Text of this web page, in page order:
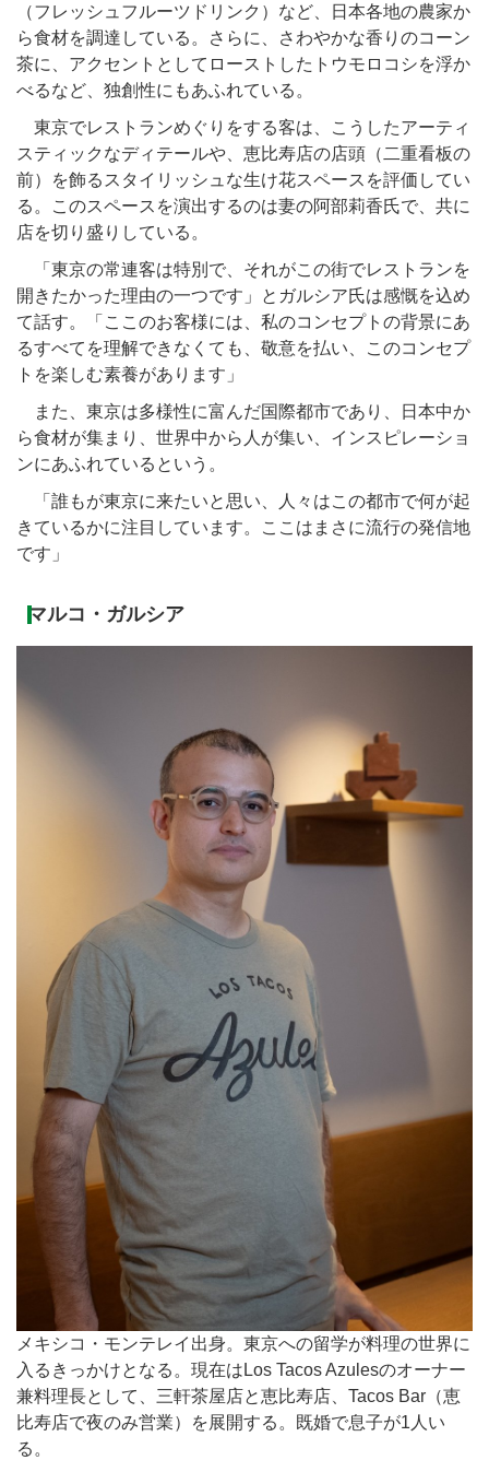
（フレッシュフルーツドリンク）など、日本各地の農家か
ら食材を調達している。さらに、さわやかな香りのコーン
茶に、アクセントとしてローストしたトウモロコシを浮か
べるなど、独創性にもあふれている。
東京でレストランめぐりをする客は、こうしたアーティ
スティックなディテールや、恵比寿店の店頭（二重看板の
前）を飾るスタイリッシュな生け花スペースを評価してい
る。このスペースを演出するのは妻の阿部莉香氏で、共に
店を切り盛りしている。
「東京の常連客は特別で、それがこの街でレストランを
開きたかった理由の一つです」とガルシア氏は感慨を込め
て話す。「ここのお客様には、私のコンセプトの背景にあ
るすべてを理解できなくても、敬意を払い、このコンセプ
トを楽しむ素養があります」
また、東京は多様性に富んだ国際都市であり、日本中か
ら食材が集まり、世界中から人が集い、インスピレーショ
ンにあふれているという。
「誰もが東京に来たいと思い、人々はこの都市で何が起
きているかに注目しています。ここはまさに流行の発信地
です」
マルコ・ガルシア
メキシコ・モンテレイ出身。東京への留学が料理の世界に
入るきっかけとなる。現在はLos Tacos Azulesのオーナー
兼料理長として、三軒茶屋店と恵比寿店、Tacos Bar（恵
比寿店で夜のみ営業）を展開する。既婚で息子が1人い
る。